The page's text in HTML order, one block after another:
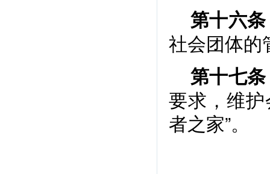
第十六
社会团体的
第十七条
要求，维
者之家”。